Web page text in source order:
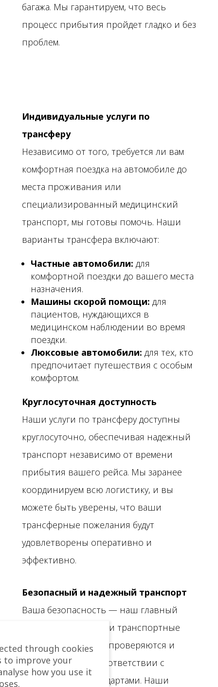
багажа. Мы гарантируем, что весь
процесс прибытия пройдет гладко и без
проблем.
Индивидуальные услуги по
трансферу
Независимо от того, требуется ли вам
комфортная поездка на автомобиле до
места проживания или
специализированный медицинский
транспорт, мы готовы помочь. Наши
варианты трансфера включают:
Частные автомобили: для
комфортной поездки до вашего места
назначения.
Машины скорой помощи: для
пациентов, нуждающихся в
медицинском наблюдении во время
поездки.
Люксовые автомобили: для тех, кто
предпочитает путешествия с особым
комфортом.
Круглосуточная доступность
Наши услуги по трансферу доступны
круглосуточно, обеспечивая надежный
транспорт независимо от времени
прибытия вашего рейса. Мы заранее
координируем всю логистику, и вы
можете быть уверены, что ваши
трансферные пожелания будут
удовлетворены оперативно и
эффективно.
Безопасный и надежный транспорт
Ваша безопасность — наш главный
приоритет. Все наши транспортные
средства регулярно проверяются и
обслуживаются в соответствии с
высочайшими стандартами. Наши
through cookies
to improve your
how you use it